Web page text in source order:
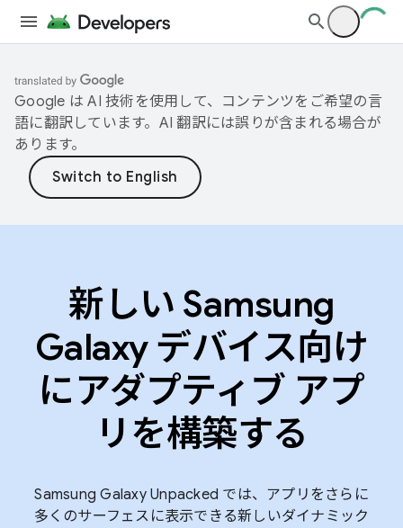
Google は AI 技術を使用して、コンテンツをご希望の言
語に翻訳しています。AI 翻訳には誤りが含まれる場合が
あります。
新しい Samsung
Galaxy デバイス向け
にアダプティブ アプ
リを構築する
Samsung Galaxy Unpacked では、アプリをさらに
多くのサーフェスに表示できる新しいダイナミック